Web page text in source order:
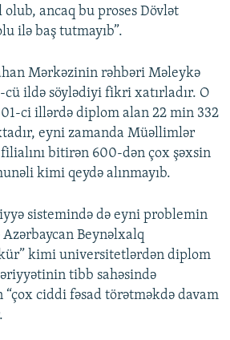
ancaq bu proses Dövlət
ilə baş tutmayıb”.
Mərkəzinin rəhbəri Məleykə
cü ildə söylədiyi fikri xatırladır. O
ci illərdə diplom alan 22 min 332
eyni zamanda Müəllimlər
bitirən 600-dən çox şəxsin
kimi qeydə alınmayıb.
sistemində də eyni problemin
Azərbaycan Beynəlxalq
kimi universitetlərdən diplom
tibb sahəsində
“çox ciddi fəsad törətməkdə davam